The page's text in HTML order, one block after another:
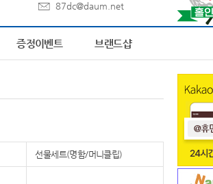
AP-1002673 AP-100378 4 AP-100242 AP-100179
87dc@daum.net
증정이벤트 브랜드샵
선물세트(명함/머니클립)